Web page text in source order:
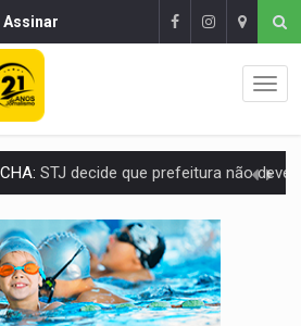
Assinar
Motorista causa grave acidente com HR-V e
vendedor de salgados é preso por tráfico de drogas
DOCE E FRANGO:Faça esse escondidinho e me
NATURAL:Desmate da Amazônia corta chuvas no Sul e ameaça